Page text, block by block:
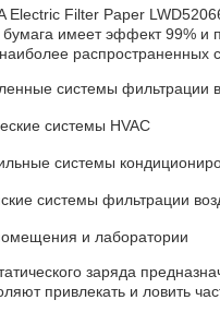
Electric Filter Paper
имеет эффект 99% и
распространенных
системы фильтрации
системы HVAC
системы
системы фильтрации
и лаборатории
заряда
привлекать и ловить